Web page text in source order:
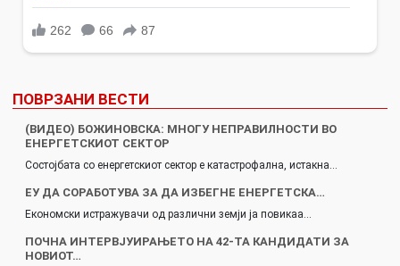
ПОВРЗАНИ ВЕСТИ
(ВИДЕО) БОЖИНОВСКА: МНОГУ НЕПРАВИЛНОСТИ ВО
ЕНЕРГЕТСКИОТ СЕКТОР
Состојбата со енергетскиот сектор е катастрофална, истакна…
ЕУ ДА СОРАБОТУВА ЗА ДА ИЗБЕГНЕ ЕНЕРГЕТСКА…
Економски истражувачи од различни земји ја повикаа…
ПОЧНА ИНТЕРВЈУИРАЊЕТО НА 42-ТА КАНДИДАТИ ЗА
НОВИОТ…